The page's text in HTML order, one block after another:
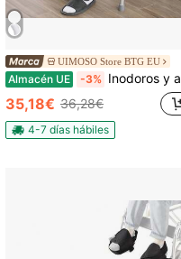
UIMOSO Store BTG EU
Almacén UE -3% Inodoros y accesorios para inodoros
35,18€ 36,28€
4-7 días hábiles